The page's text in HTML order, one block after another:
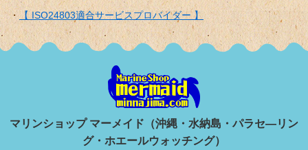
【 ISO24803適合サービスプロバイダー 】
マリンショップ マーメイド（沖縄・水納島・パラセ―リン
グ・ホエールウォッチング）